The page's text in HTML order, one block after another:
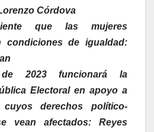
Córdova
que las mujeres
condiciones de igualdad:
2023 funcionará la
Electoral en apoyo a
derechos político-
vean afectados: Reyes